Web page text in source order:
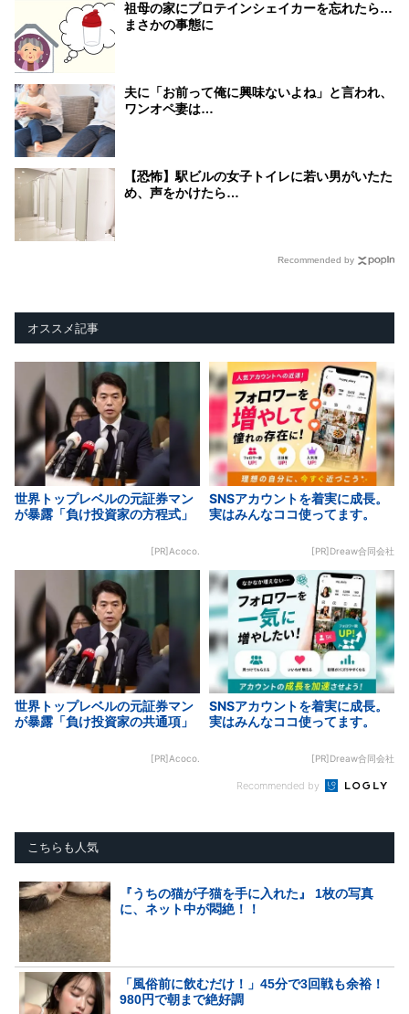
祖母の家にプロテインシェイカーを忘れたら…
まさかの事態に
夫に「お前って俺に興味ないよね」と言われ、
ワンオペ妻は…
【恐怖】駅ビルの女子トイレに若い男がいたた
め、声をかけたら…
Recommended by
オススメ記事
世界トップレベルの元証券マン
が暴露「負け投資家の方程式」
[PR]Acoco.
SNSアカウントを着実に成長。
実はみんなココ使ってます。
[PR]Dreaw合同会社
世界トップレベルの元証券マン
が暴露「負け投資家の共通項」
[PR]Acoco.
SNSアカウントを着実に成長。
実はみんなココ使ってます。
[PR]Dreaw合同会社
Recommended by
こちらも人気
『うちの猫が子猫を手に入れた』 1枚の写真
に、ネット中が悶絶！！
「風俗前に飲むだけ！」45分で3回戦も余裕！
980円で朝まで絶好調